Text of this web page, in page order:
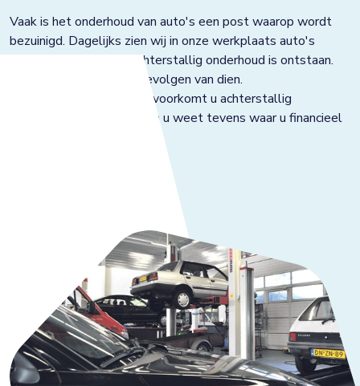
Vaak is het onderhoud van auto's een post waarop wordt
bezuinigd. Dagelijks zien wij in onze werkplaats auto's
waaraan schade door achterstallig onderhoud is ontstaan.
Dit met alle financiële gevolgen van dien.
Met het onderhoudsplan voorkomt u achterstallig
onderhoud aan uw auto, en u weet tevens waar u financieel